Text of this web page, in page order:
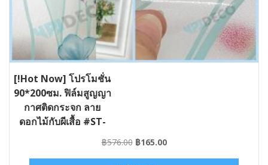
[!Hot Now] โปรโมชั่น
90*200ซม. ฟิล์มสูญญา
กาศติดกระจก ลาย
ดอกไม้กับผีเสื้อ #ST-
฿576.00 Original
฿165.00Current